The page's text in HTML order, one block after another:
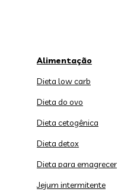
Alimentação
Dieta low carb
Dieta do ovo
Dieta cetogênica
Dieta detox
Dieta para emagrecer
Jejum intermitente